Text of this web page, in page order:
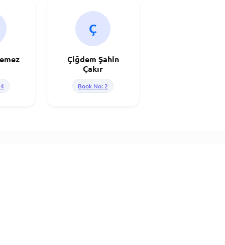
Ç
Çiğdem Şahin
Çakır
Book No: 2